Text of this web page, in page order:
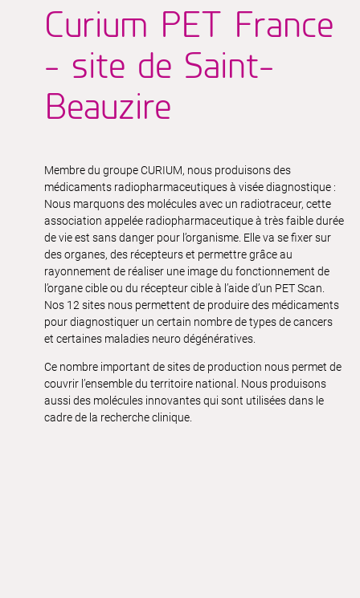
Curium PET France
- site de Saint-
Beauzire
Membre du groupe CURIUM, nous produisons des
médicaments radiopharmaceutiques à visée diagnostique :
Nous marquons des molécules avec un radiotraceur, cette
association appelée radiopharmaceutique à très faible durée
de vie est sans danger pour l’organisme. Elle va se fixer sur
des organes, des récepteurs et permettre grâce au
rayonnement de réaliser une image du fonctionnement de
l’organe cible ou du récepteur cible à l’aide d’un PET Scan.
Nos 12 sites nous permettent de produire des médicaments
pour diagnostiquer un certain nombre de types de cancers
et certaines maladies neuro dégénératives.
Ce nombre important de sites de production nous permet de
couvrir l’ensemble du territoire national. Nous produisons
aussi des molécules innovantes qui sont utilisées dans le
cadre de la recherche clinique.